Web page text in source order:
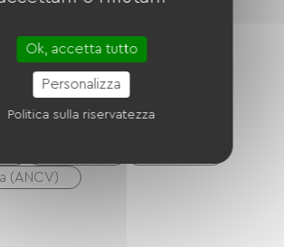
negozi.
inglese
(ANCV)
Ok, accetta tutto
Personalizza
Politica sulla riservatezza